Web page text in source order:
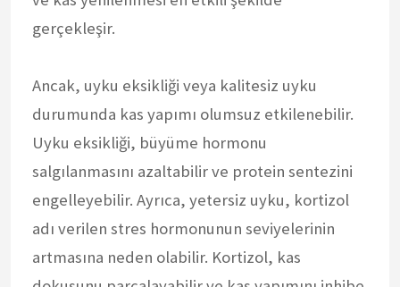
gerçekleşir.
Ancak, uyku eksikliği veya kalitesiz uyku
durumunda kas yapımı olumsuz etkilenebilir.
Uyku eksikliği, büyüme hormonu
salgılanmasını azaltabilir ve protein sentezini
engelleyebilir. Ayrıca, yetersiz uyku, kortizol
adı verilen stres hormonunun seviyelerinin
artmasına neden olabilir. Kortizol, kas